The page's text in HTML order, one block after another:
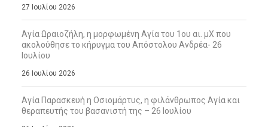
27 Ιουλίου 2026
Αγία Ωραιοζήλη, η μορφωμένη Αγία του 1ου αι. μΧ που
ακολούθησε το κήρυγμα του Απόστολου Ανδρέα- 26
Ιουλίου
26 Ιουλίου 2026
Αγία Παρασκευή η Οσιομάρτυς, η φιλάνθρωπος Αγία και
θεραπευτής του βασανιστή της – 26 Ιουλίου